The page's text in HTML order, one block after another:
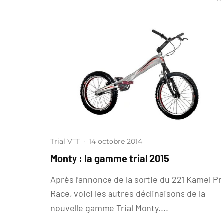
Trial VTT · 14 octobre 2014
Monty : la gamme trial 2015
Après l’annonce de la sortie du 221 Kamel
Race, voici les autres déclinaisons de la
nouvelle gamme Trial Monty....